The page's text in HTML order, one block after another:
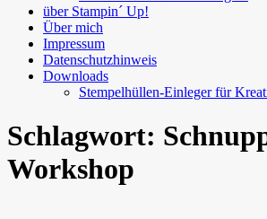
über Stampin´ Up!
Über mich
Impressum
Datenschutzhinweis
Downloads
Stempelhüllen-Einleger für
Schlagwort:
Workshop